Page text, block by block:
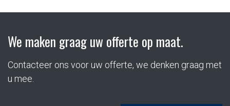
We maken graag uw offerte op maat.
Contacteer ons voor uw offerte, we denken graag met
u mee.